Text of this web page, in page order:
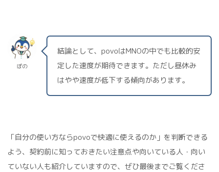
ぽの
結論として、povoはMNOの中でも比較的安
定した速度が期待できます。ただし昼休み
はやや速度が低下する傾向があります。
「自分の使い方ならpovoで快適に使えるのか」を判断できる
よう、契約前に知っておきたい注意点や向いている人・向い
ていない人も紹介していますので、ぜひ最後までご覧くださ